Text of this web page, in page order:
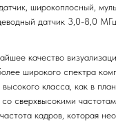
широкоплосный,
датчик 3,0-8,0
качество
широкого спектра
класса, как в
сверхвысокими
кадров, которая